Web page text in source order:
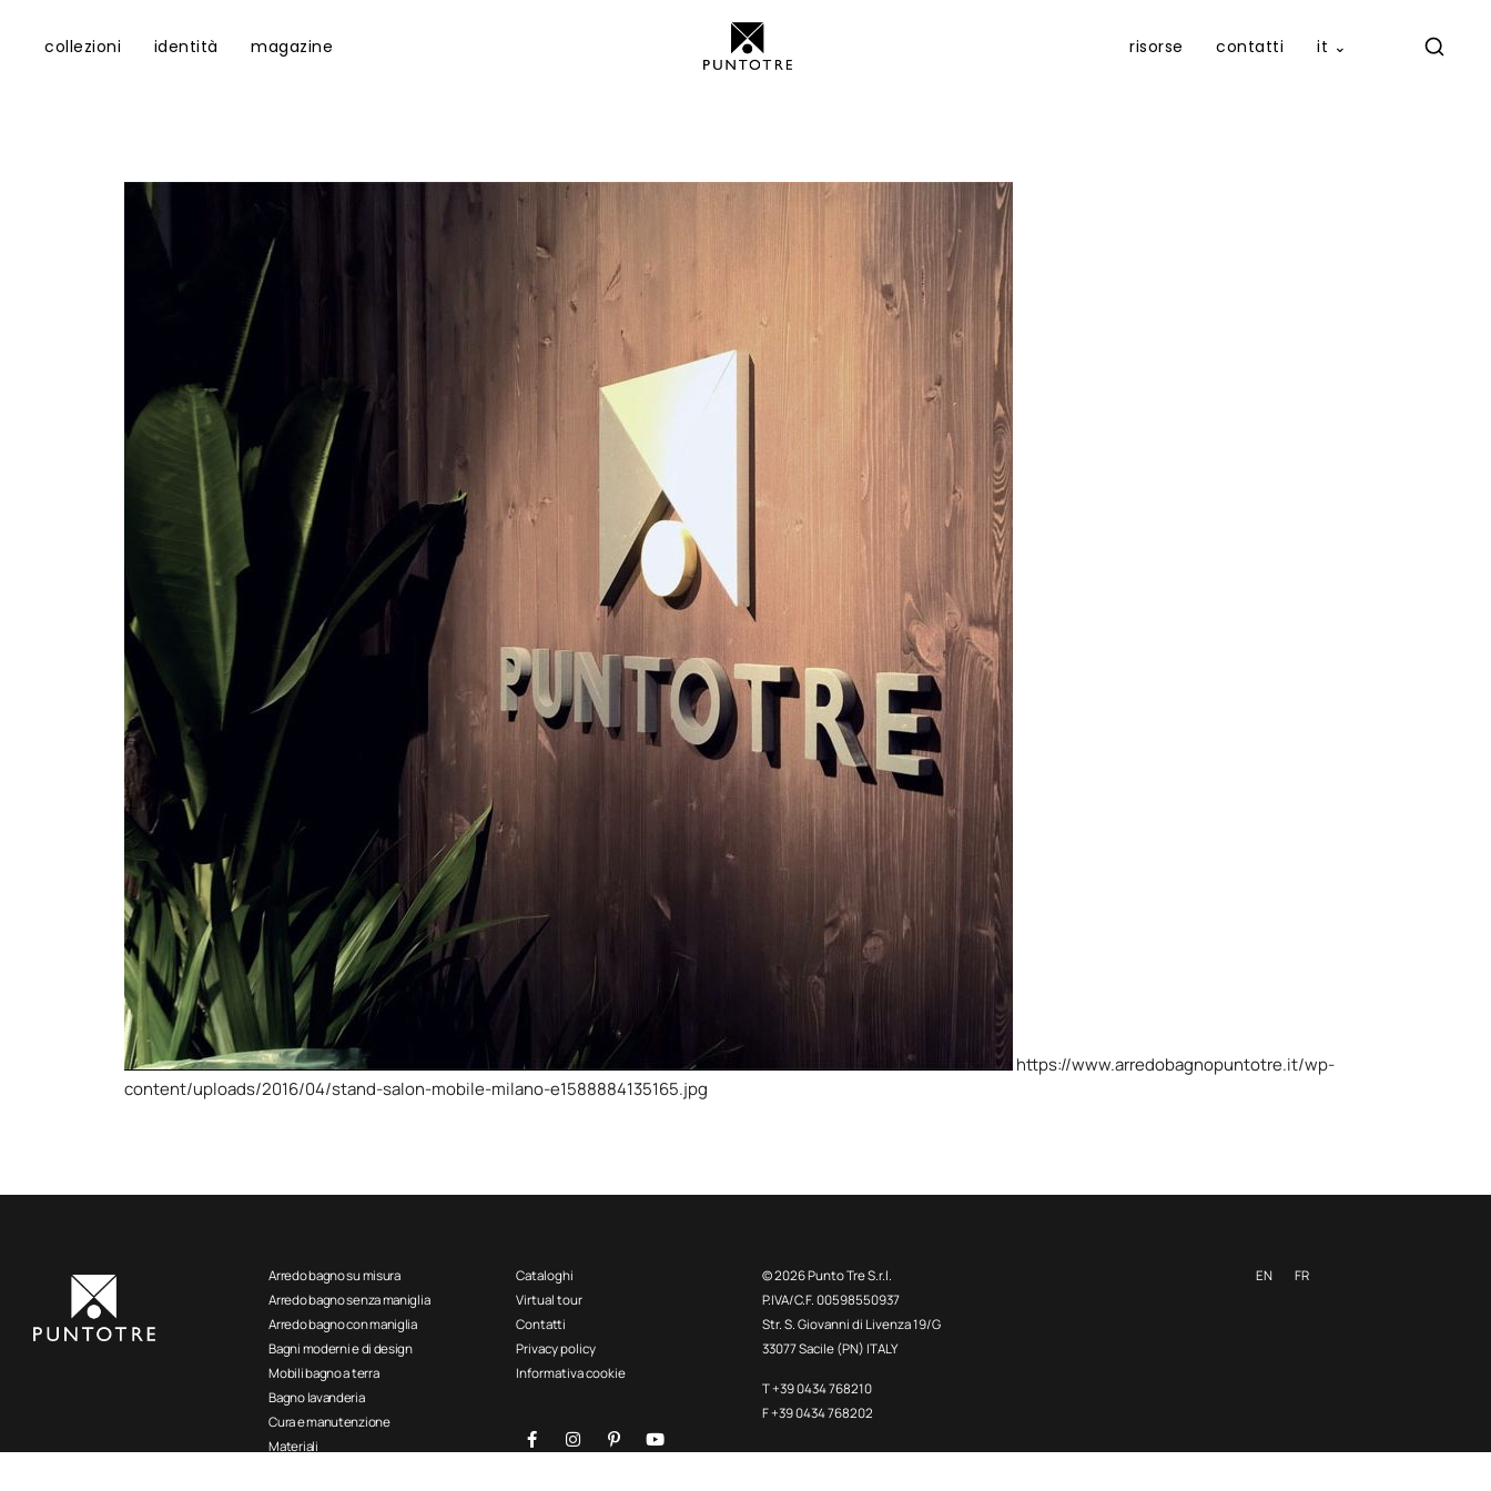
collezioni identità magazine risorse contatti it ⌄
https://www.arredobagnopuntotre.it/wp-
content/uploads/2016/04/stand-salon-mobile-milano-e1588884135165.jpg
Arredo bagno su misura
Arredo bagno senza maniglia
Arredo bagno con maniglia
Bagni moderni e di design
Mobili bagno a terra
Bagno lavanderia
Cura e manutenzione
Materiali
Cataloghi
Virtual tour
Contatti
Privacy policy
Informativa cookie
© 2026 Punto Tre S.r.l.
P.IVA/C.F. 00598550937
Str. S. Giovanni di Livenza 19/G
33077 Sacile (PN) ITALY
T +39 0434 768210
F +39 0434 768202
EN FR